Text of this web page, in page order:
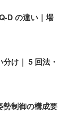
D の違い｜場
け｜ 5 回法・
勢制御の構成要